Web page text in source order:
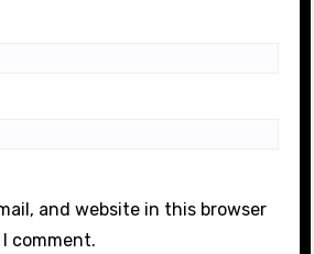
and website in this browser
comment.